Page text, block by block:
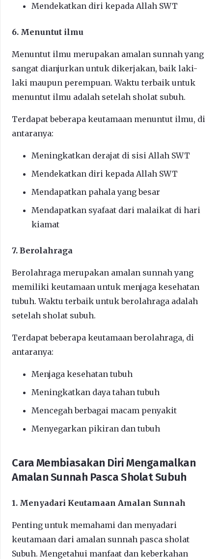
Mendekatkan diri kepada Allah SWT
6. Menuntut ilmu
Menuntut ilmu merupakan amalan sunnah yang
sangat dianjurkan untuk dikerjakan, baik laki-
laki maupun perempuan. Waktu terbaik untuk
menuntut ilmu adalah setelah sholat subuh.
Terdapat beberapa keutamaan menuntut ilmu, di
antaranya:
Meningkatkan derajat di sisi Allah SWT
Mendekatkan diri kepada Allah SWT
Mendapatkan pahala yang besar
Mendapatkan syafaat dari malaikat di hari
kiamat
7. Berolahraga
Berolahraga merupakan amalan sunnah yang
memiliki keutamaan untuk menjaga kesehatan
tubuh. Waktu terbaik untuk berolahraga adalah
setelah sholat subuh.
Terdapat beberapa keutamaan berolahraga, di
antaranya:
Menjaga kesehatan tubuh
Meningkatkan daya tahan tubuh
Mencegah berbagai macam penyakit
Menyegarkan pikiran dan tubuh
Cara Membiasakan Diri Mengamalkan
Amalan Sunnah Pasca Sholat Subuh
1. Menyadari Keutamaan Amalan Sunnah
Penting untuk memahami dan menyadari
keutamaan dari amalan sunnah pasca sholat
Subuh. Mengetahui manfaat dan keberkahan